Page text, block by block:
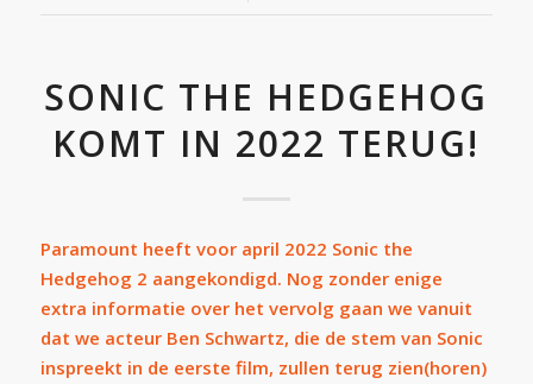
SONIC THE HEDGEHOG
KOMT IN 2022 TERUG!
Paramount heeft voor april 2022 Sonic the
Hedgehog 2 aangekondigd. Nog zonder enige
extra informatie over het vervolg gaan we vanuit
dat we acteur Ben Schwartz, die de stem van Sonic
inspreekt in de eerste film, zullen terug zien(horen)